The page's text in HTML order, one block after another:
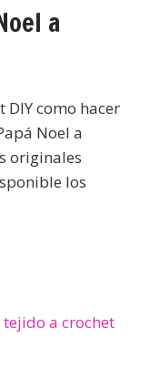
a
DIY como hacer
Noel a
originales
los